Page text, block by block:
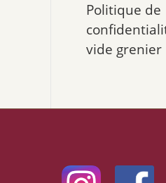
Politique de
vide grenier